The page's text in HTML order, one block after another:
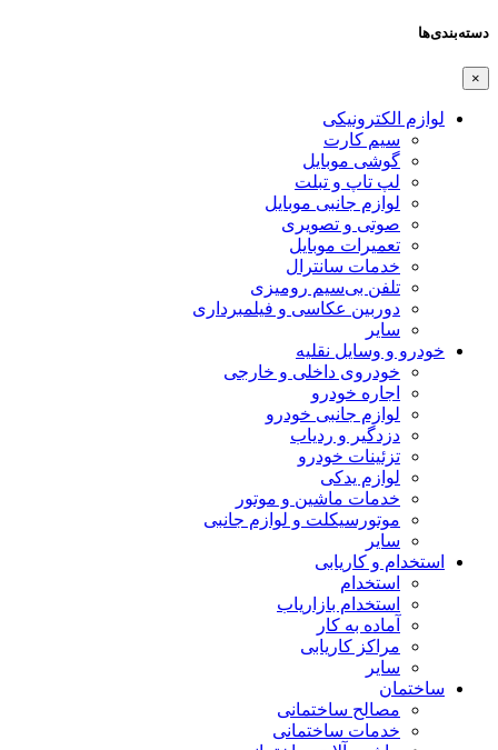
دسته‌بندی‌ها
×
لوازم الکترونیکی
سیم کارت
گوشی موبایل
لپ تاپ و تبلت
لوازم جانبی موبایل
صوتی و تصویری
تعمیرات موبایل
خدمات سانترال
تلفن بی‌سیم رومیزی
دوربین عکاسی و فیلمبرداری
سایر
خودرو و وسایل نقلیه
خودروی داخلی و خارجی
اجاره خودرو
لوازم جانبی خودرو
دزدگیر و ردیاب
تزئینات خودرو
لوازم یدکی
خدمات ماشین و موتور
موتورسیکلت و لوازم جانبی
سایر
استخدام و کاریابی
استخدام
استخدام بازاریاب
آماده به کار
مراکز کاریابی
سایر
ساختمان
مصالح ساختمانی
خدمات ساختمانی